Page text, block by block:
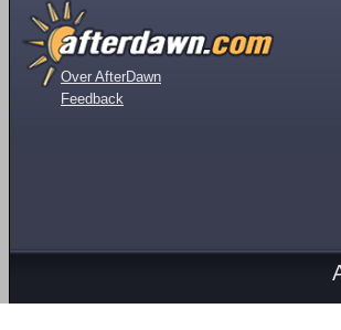
Over AfterDawn
Feedback